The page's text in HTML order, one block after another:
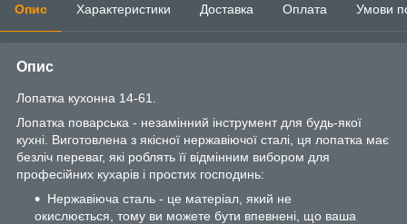
Опис Характеристики Доставка Оплата Умови
Опис
Лопатка кухонна 14-61.
Лопатка поварська - незамінний інструмент для будь-якої
кухні. Виготовлена з якісної нержавіючої сталі, ця лопатка має
безліч переваг, які роблять її відмінним вибором для
професійних кухарів і простих господинь:
Нержавіюча сталь - це матеріал, який не
окислюється, тому ви можете бути впевнені, що ваша